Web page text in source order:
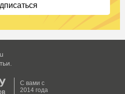
С вами с
2014 года